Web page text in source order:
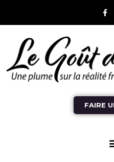
FAIRE